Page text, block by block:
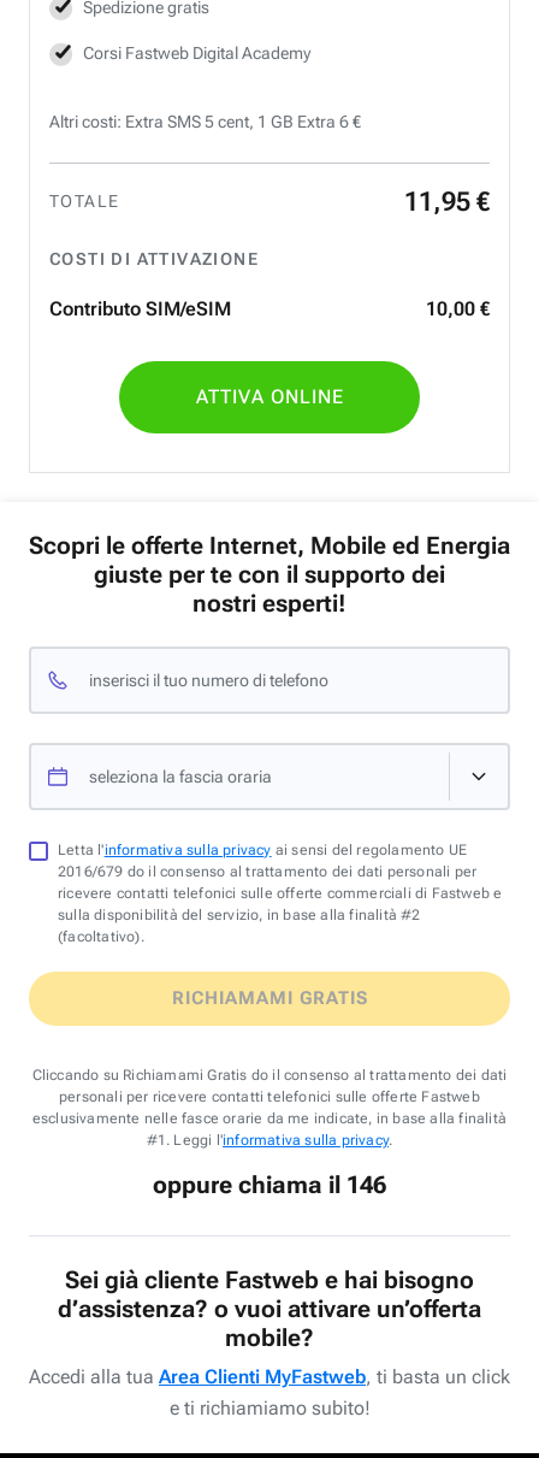
Spedizione gratis
Corsi Fastweb Digital Academy
Altri costi: Extra SMS 5 cent, 1 GB Extra 6 €
TOTALE 11 ,95 €
COSTI DI ATTIVAZIONE
Contributo SIM/eSIM 10,00 €
ATTIVA ONLINE
Scopri le offerte Internet, Mobile ed Energia
giuste per te con il supporto dei
nostri esperti!
inserisci il tuo numero di telefono
seleziona la fascia oraria
Letta l'informativa sulla privacy ai sensi del regolamento UE
2016/679 do il consenso al trattamento dei dati personali per
ricevere contatti telefonici sulle offerte commerciali di Fastweb e
sulla disponibilità del servizio, in base alla finalità #2
(facoltativo).
RICHIAMAMI GRATIS
Cliccando su Richiamami Gratis do il consenso al trattamento dei dati
personali per ricevere contatti telefonici sulle offerte Fastweb
esclusivamente nelle fasce orarie da me indicate, in base alla finalità
#1. Leggi l'informativa sulla privacy.
oppure chiama il 146
Sei già cliente Fastweb e hai bisogno
d’assistenza? o vuoi attivare un’offerta
mobile?
Accedi alla tua Area Clienti MyFastweb, ti basta un click
e ti richiamiamo subito!